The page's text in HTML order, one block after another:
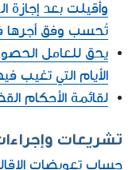
وأقيلت بعد إجازة
تُحسب وفق أجرها في
يحق للعامل
الأيام التي تغيب
لقائمة الأحكام
تشريعات
حساب تعويضات